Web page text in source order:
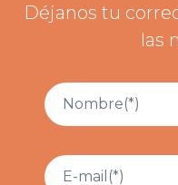
Déjanos tu
las